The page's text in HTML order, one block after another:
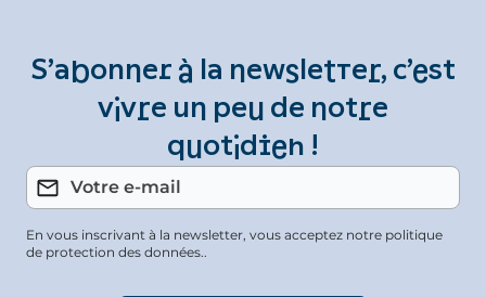
S’abonner à la newsletter, c’est
vivre un peu de notre
quotidien !
En vous inscrivant à la newsletter, vous acceptez notre politique
de protection des données..